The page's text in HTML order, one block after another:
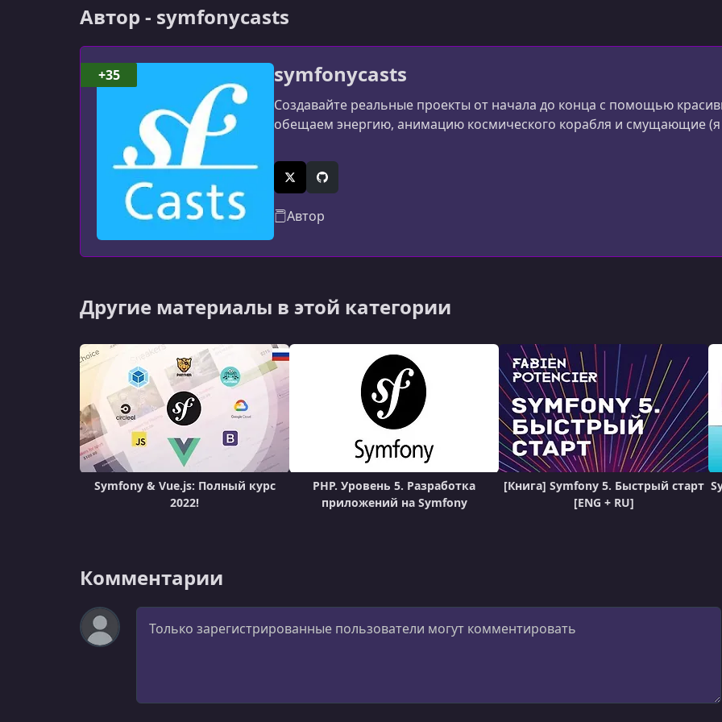
Автор - symfonycasts
symfonycasts
Создавайте реальные проекты от начала до конца с помощью
обещаем энергию, анимацию космического корабля и смущающие
X (Twitter)GitHub
Автор
+35
Другие материалы в этой категории
Symfony & Vue.js: Полный курс
2022!
PHP. Уровень 5. Разработка
приложений на Symfony
[Книга] Symfony 5. Быстрый старт
[ENG + RU]
Комментарии
Комментарий